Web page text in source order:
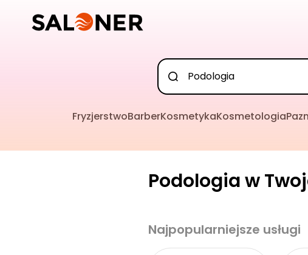
FryzjerstwoBarberKosmetykaKosmetologia
Podologia w
Najpopularniejsze usługi